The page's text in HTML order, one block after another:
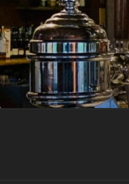
contenuto